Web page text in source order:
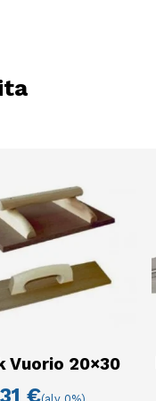
Vuorio 20×30